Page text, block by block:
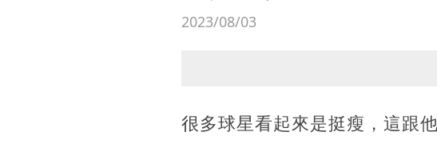
2023/08/03
很多球星看起來是挺瘦，這跟